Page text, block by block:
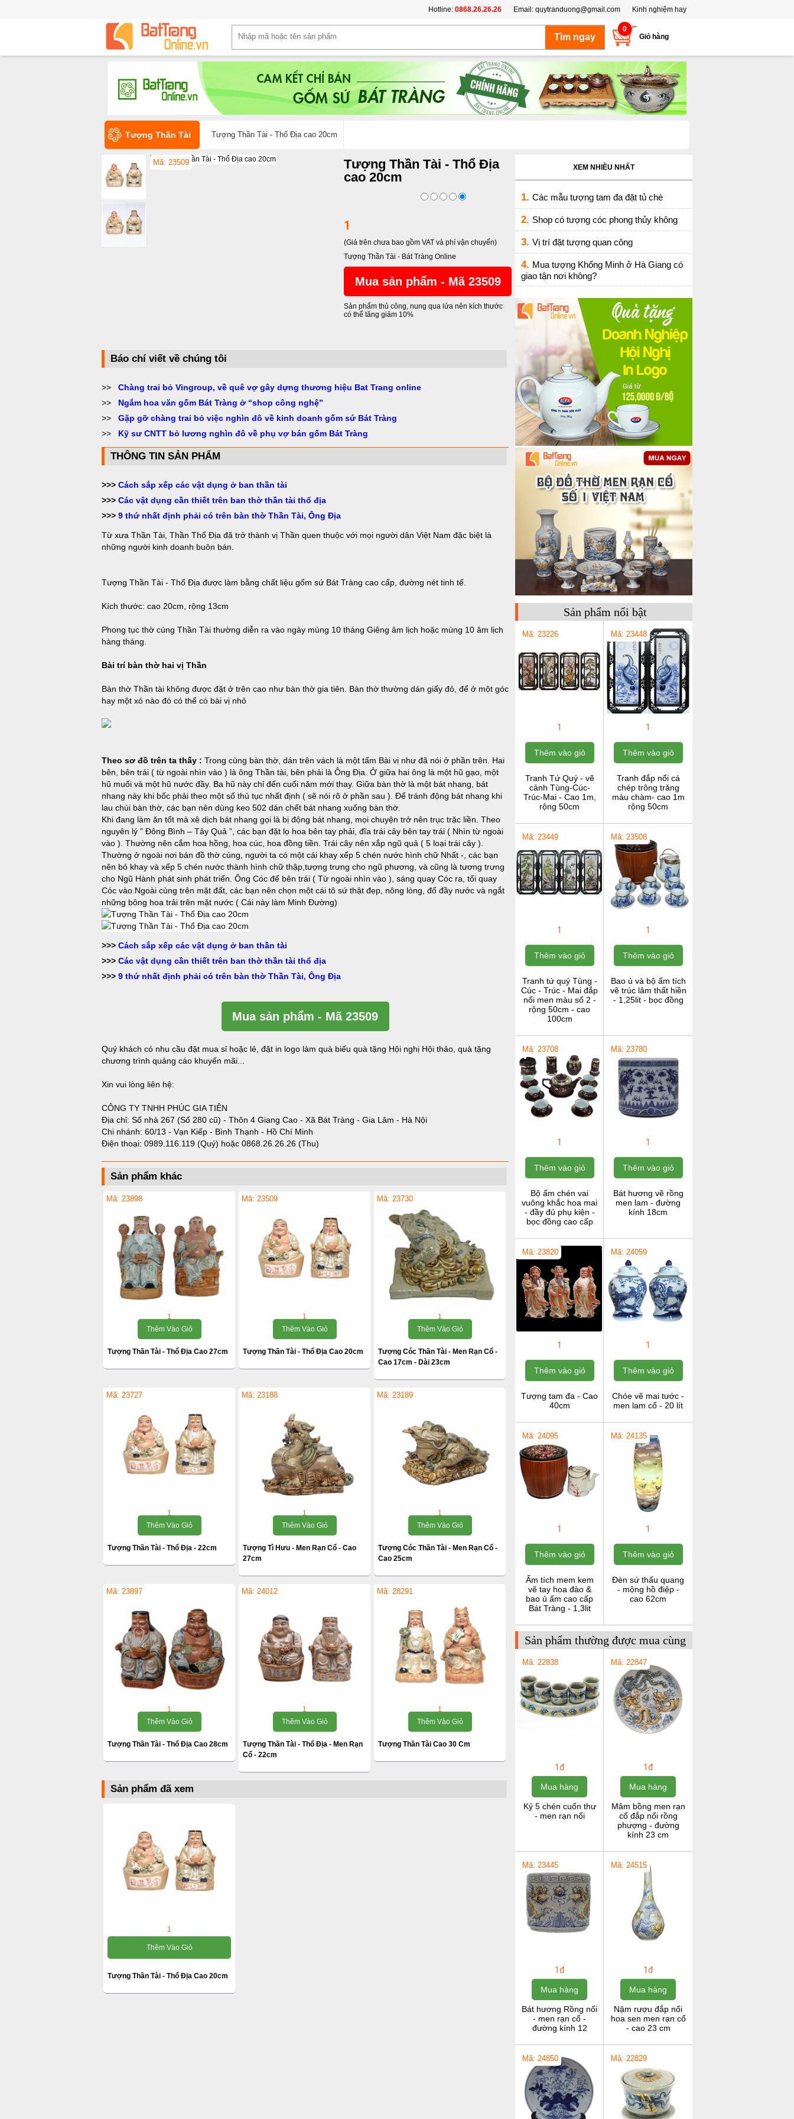
Hotline: 0868.26.26.26 Email: quytranduong@gmail.com Kinh nghiệm hay
0
Giỏ hàng
Tượng Thần Tài Tượng Thần Tài - Thổ Địa cao 20cm
Mã: 23509
Tượng Thần Tài - Thổ Địa
cao 20cm
1
(Giá trên chưa bao gồm VAT và phí vận chuyển)
Tượng Thần Tài - Bát Tràng Online
Mua sản phẩm - Mã 23509
Sản phẩm thủ công, nung qua lửa nên kích thước
có thể tăng giảm 10%
Báo chí viết về chúng tôi
>> Chàng trai bỏ Vingroup, về quê vợ gây dựng thương hiệu Bat Trang online
>> Ngắm hoa văn gốm Bát Tràng ở “shop công nghệ”
>> Gặp gỡ chàng trai bỏ việc nghìn đô về kinh doanh gốm sứ Bát Tràng
>> Kỹ sư CNTT bỏ lương nghìn đô về phụ vợ bán gốm Bát Tràng
THÔNG TIN SẢN PHẨM
>>> Cách sắp xếp các vật dụng ở ban thần tài
>>> Các vật dụng cần thiết trên ban thờ thần tài thổ địa
>>> 9 thứ nhất định phải có trên bàn thờ Thần Tài, Ông Địa
Từ xưa Thần Tài, Thần Thổ Địa đã trở thành vị Thần quen thuộc với mọi người dân Việt Nam đặc biệt là
những người kinh doanh buôn bán.
Tượng Thần Tài - Thổ Địa được làm bằng chất liệu gốm sứ Bát Tràng cao cấp, đường nét tinh tế.
Kích thước: cao 20cm, rộng 13cm
Phong tục thờ cúng Thần Tài thường diễn ra vào ngày mùng 10 tháng Giêng âm lịch hoặc mùng 10 âm lịch
hàng tháng.
Bài trí bàn thờ hai vị Thần
Bàn thờ Thần tài không được đặt ở trên cao như bàn thờ gia tiên. Bàn thờ thường dán giấy đỏ, để ở một góc
hay một xó nào đó có thể có bài vị nhỏ
Theo sơ đồ trên ta thấy : Trong cùng bàn thờ, dán trên vách là một tấm Bài vị như đã nói ở phần trên. Hai
bên, bên trái ( từ ngoài nhìn vào ) là ông Thần tài, bên phải là Ông Địa. Ở giữa hai ông là một hũ gạo, một
hũ muối và một hũ nước đầy. Ba hũ này chỉ đến cuối năm mới thay. Giữa bàn thờ là một bát nhang, bát
nhang này khi bốc phải theo một số thủ tục nhất định ( sẽ nói rõ ở phần sau ). Để tránh động bát nhang khi
lau chùi bàn thờ, các bạn nên dùng keo 502 dán chết bát nhang xuống bàn thờ.
Khi đang làm ăn tốt mà xê dịch bát nhang gọi là bị động bát nhang, mọi chuyện trở nên trục trặc liền. Theo
nguyên lý ” Đông Bình – Tây Quả ”, các bạn đặt lọ hoa bên tay phải, đĩa trái cây bên tay trái ( Nhìn từ ngoài
vào ). Thường nên cắm hoa hồng, hoa cúc, hoa đồng tiền. Trái cây nên xắp ngũ quả ( 5 loại trái cây ).
Thường ở ngoài nơi bán đồ thờ cúng, người ta có một cái khay xếp 5 chén nước hình chữ Nhất -, các bạn
nên bỏ khay và xếp 5 chén nước thành hình chữ thập,tượng trưng cho ngũ phương, và cũng là tương trưng
cho Ngũ Hành phát sinh phát triển. Ông Cóc để bên trái ( Từ ngoài nhìn vào ), sáng quay Cóc ra, tối quay
Cóc vào.Ngoài cùng trên mặt đất, các bạn nên chọn một cái tô sứ thật đẹp, nông lòng, đổ đầy nước và ngắt
những bông hoa trải trên mặt nước ( Cái này làm Minh Đường)
>>> Cách sắp xếp các vật dụng ở ban thần tài
>>> Các vật dụng cần thiết trên ban thờ thần tài thổ địa
>>> 9 thứ nhất định phải có trên bàn thờ Thần Tài, Ông Địa
Mua sản phẩm - Mã 23509
Quý khách có nhu cầu đặt mua sỉ hoặc lẻ, đặt in logo làm quà biếu quà tặng Hội nghị Hội thảo, quà tặng
chương trình quảng cáo khuyến mãi...
Xin vui lòng liên hệ:
CÔNG TY TNHH PHÚC GIA TIÊN
Địa chỉ: Số nhà 267 (Số 280 cũ) - Thôn 4 Giang Cao - Xã Bát Tràng - Gia Lâm - Hà Nội
Chi nhánh: 60/13 - Vạn Kiếp - Bình Thạnh - Hồ Chí Minh
Điện thoại: 0989.116.119 (Quý) hoặc 0868.26.26.26 (Thu)
Sản phẩm khác
Mã: 23898
1
Thêm Vào Giỏ
Tượng Thần Tài - Thổ Địa Cao 27cm
Mã: 23509
1
Thêm Vào Giỏ
Tượng Thần Tài - Thổ Địa Cao 20cm
Mã: 23730
1
Thêm Vào Giỏ
Tượng Cóc Thần Tài - Men Rạn Cổ -
Cao 17cm - Dài 23cm
Mã: 23727
1
Thêm Vào Giỏ
Tượng Thần Tài - Thổ Địa - 22cm
Mã: 23188
1
Thêm Vào Giỏ
Tượng Tì Hưu - Men Rạn Cổ - Cao
27cm
Mã: 23189
1
Thêm Vào Giỏ
Tượng Cóc Thần Tài - Men Rạn Cổ -
Cao 25cm
Mã: 23897
1
Thêm Vào Giỏ
Tượng Thần Tài - Thổ Địa Cao 28cm
Mã: 24012
1
Thêm Vào Giỏ
Tượng Thần Tài - Thổ Địa - Men Rạn
Cổ - 22cm
Mã: 28291
1
Thêm Vào Giỏ
Tượng Thần Tài Cao 30 Cm
Sản phẩm đã xem
1
Thêm Vào Giỏ
Tượng Thần Tài - Thổ Địa Cao 20cm
XEM NHIỀU NHẤT
1. Các mẫu tượng tam đa đặt tủ chè
2. Shop có tượng cóc phong thủy không
3. Vị trí đặt tượng quan công
4. Mua tượng Khổng Minh ở Hà Giang có
giao tận nơi không?
Sản phẩm nổi bật
Mã: 23226
1
Thêm vào giỏ
Tranh Tứ Quý - vẽ
cảnh Tùng-Cúc-
Trúc-Mai - Cao 1m,
rộng 50cm
Mã: 23448
1
Thêm vào giỏ
Tranh đắp nổi cá
chép trông trăng
màu chàm- cao 1m
rộng 50cm
Mã: 23449
1
Thêm vào giỏ
Tranh tứ quý Tùng -
Cúc - Trúc - Mai đắp
nổi men màu số 2 -
rộng 50cm - cao
100cm
Mã: 23508
1
Thêm vào giỏ
Bao ủ và bộ ấm tích
vẽ trúc lâm thất hiền
- 1,25lit - bọc đồng
Mã: 23708
1
Thêm vào giỏ
Bộ ấm chén vai
vuông khắc hoa mai
- đầy đủ phụ kiện -
bọc đồng cao cấp
Mã: 23780
1
Thêm vào giỏ
Bát hương vẽ rồng
men lam - đường
kính 18cm
Mã: 23820
1
Thêm vào giỏ
Tượng tam đa - Cao
40cm
Mã: 24059
1
Thêm vào giỏ
Chóe vẽ mai tước -
men lam cổ - 20 lít
Mã: 24095
1
Thêm vào giỏ
Ấm tích mem kem
vẽ tay hoa đào &
bao ủ ấm cao cấp
Bát Tràng - 1,3lit
Mã: 24135
1
Thêm vào giỏ
Đèn sứ thấu quang
- mộng hồ điệp -
cao 62cm
Sản phẩm thường được mua cùng
Mã: 22838
1đ
Mua hàng
Kỷ 5 chén cuốn thư
- men rạn nổi
Mã: 22847
1đ
Mua hàng
Mâm bồng men rạn
cổ đắp nổi rồng
phượng - đường
kính 23 cm
Mã: 23445
1đ
Mua hàng
Bát hương Rồng nổi
- men rạn cổ -
đường kính 12
Mã: 24515
1đ
Mua hàng
Nậm rượu đắp nổi
hoa sen men rạn cổ
- cao 23 cm
Mã: 24850 Mã: 22829